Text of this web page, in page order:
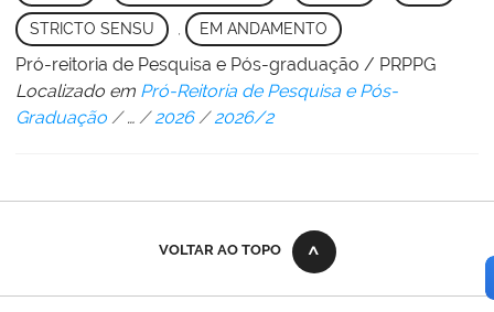
STRICTO SENSU EM ANDAMENTO
Pró-reitoria de Pesquisa e Pós-graduação / PRPPG
Localizado em Pró-Reitoria de Pesquisa e Pós-
Graduação /… /2026 /2026/2
VOLTAR AO TOPO